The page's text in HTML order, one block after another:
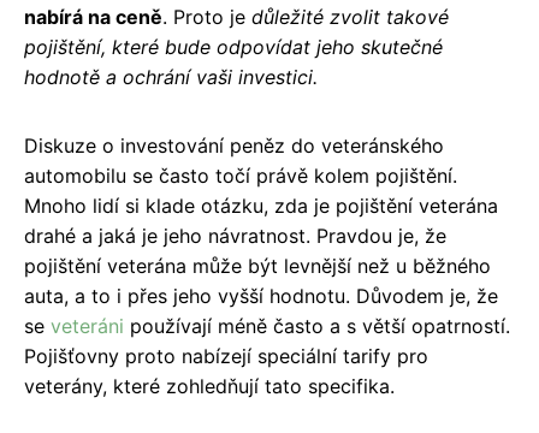
nabírá na ceně. Proto je důležité zvolit takové
pojištění, které bude odpovídat jeho skutečné
hodnotě a ochrání vaši investici.
Diskuze o investování peněz do veteránského
automobilu se často točí právě kolem pojištění.
Mnoho lidí si klade otázku, zda je pojištění veterána
drahé a jaká je jeho návratnost. Pravdou je, že
pojištění veterána může být levnější než u běžného
auta, a to i přes jeho vyšší hodnotu. Důvodem je, že
se veteráni používají méně často a s větší opatrností.
Pojišťovny proto nabízejí speciální tarify pro
veterány, které zohledňují tato specifika.